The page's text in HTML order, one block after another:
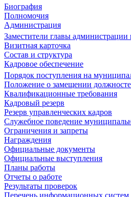
Биография
Полномочия
Администрация
Заместители главы администрации
Визитная карточка
Состав и структура
Кадровое обеспечение
Порядок поступления на
Положение о замещении
Квалификационные требования
Кадровый резерв
Резерв управленческих кадров
Служебное поведение
Ограничения и запреты
Награждения
Официальные документы
Официальные выступления
Планы работы
Отчеты о работе
Результаты проверок
Перечень информационных систем